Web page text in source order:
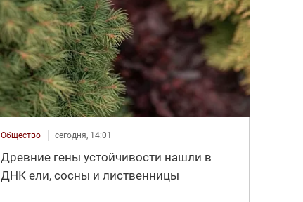
Общество сегодня, 14:01
Древние гены устойчивости нашли в
ДНК ели, сосны и лиственницы